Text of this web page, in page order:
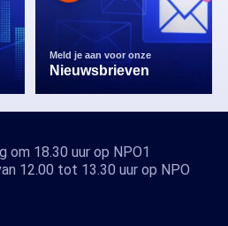
Meld je aan voor onze
Nieuwsbrieven
om 18.30 uur op NPO1
12.00 tot 13.30 uur op NPO